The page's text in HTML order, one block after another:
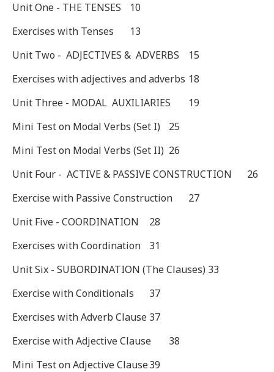
Unit One - THE TENSES
10
Exercises with Tenses
13
Unit Two - ADJECTIVES & ADVERBS
15
Exercises with adjectives and adverbs 18
Unit Three - MODAL AUXILIARIES
19
Mini Test on Modal Verbs (Set I)
25
Mini Test on Modal Verbs (Set II) 26
Unit Four - ACTIVE & PASSIVE CONSTRUCTION
26
Exercise with Passive Construction
27
Unit Five - COORDINATION
28
Exercises with Coordination
31
Unit Six - SUBORDINATION (The Clauses) 33
Exercise with Conditionals
37
Exercises with Adverb Clause 37
Exercise with Adjective Clause
38
Mini Test on Adjective Clause39